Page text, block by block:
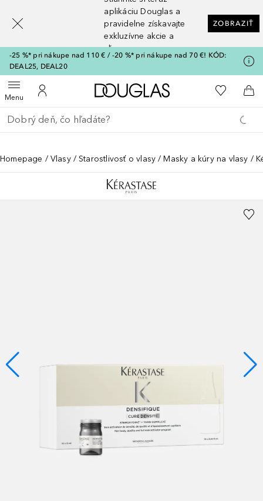
aplikáciu Douglas a
pravidelne získavajte
exkluzívne akcie a
zľavy
ZOBRAZIŤ
-25 %* pri nákupe nad 110 € / -20 %* pri nákupe nad 70 €! KÓD:
DEAL25, DEAL20
MenuOtvoriť menuDo môjho účtu
Domov Do môjho
Do
Choď späť
Vykonajte vyhľadávanie
Homepage Vlasy Starostlivosť o vlasy Masky a kúry na vlasy
[navigation.slideout.screenreader]